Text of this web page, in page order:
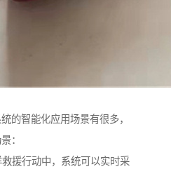
的智能化应用场景有很多，
：
援行动中，系统可以实时采